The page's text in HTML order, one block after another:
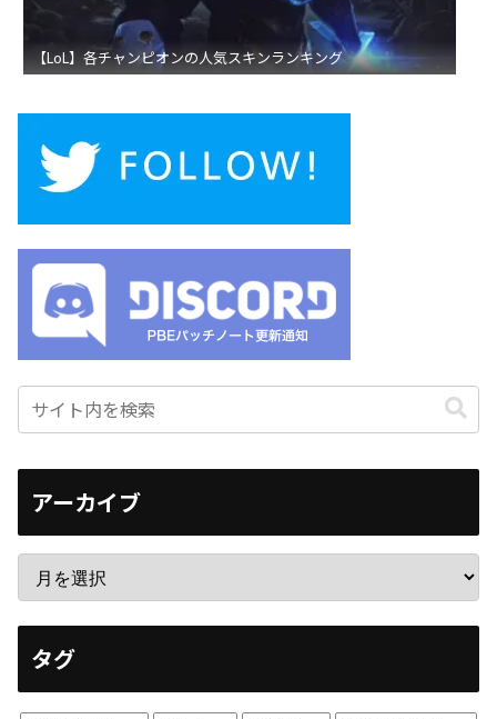
【LoL】各チャンピオンの人気スキンランキング
アーカイブ
タグ